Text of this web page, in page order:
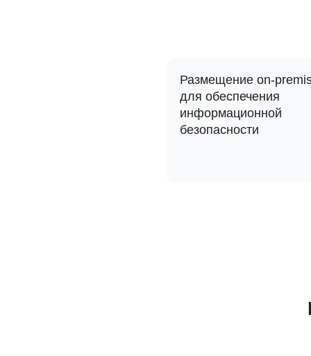
Размещение on-
для обеспечения
информационной
безопасности